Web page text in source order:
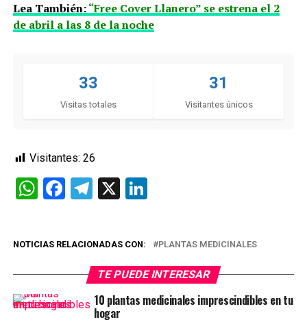
Lea También:“Free Cover Llanero” se estrena el 2
de abril a las 8 de la noche
33
Visitas totales
31
Visitantes únicos
Visitantes: 26
WhatsApp
Facebook
Telegram
X LinkedIn
NOTICIAS RELACIONADAS CON: PLANTAS MEDICINALES
TE PUEDE INTERESAR
10 plantas medicinales imprescindibles en tu
hogar